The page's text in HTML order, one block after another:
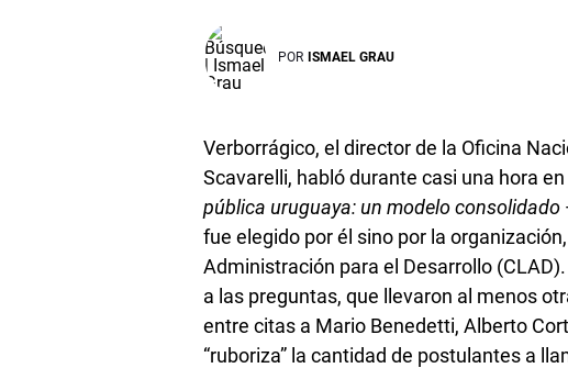
POR ISMAEL GRAU
Verborrágico, el director de la Oficina
Scavarelli, habló durante casi una hora
pública uruguaya: un modelo consolidado
fue elegido por él sino por la
Administración para el Desarrollo
a las preguntas, que llevaron al menos
entre citas a Mario Benedetti, Alberto
“ruboriza” la cantidad de postulantes a